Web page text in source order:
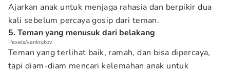
Ajarkan anak untuk menjaga rahasia dan berpikir dua
kali sebelum percaya gosip dari teman.
5. Teman yang menusuk dari belakang
Pexels/yankrukov
Teman yang terlihat baik, ramah, dan bisa dipercaya,
tapi diam-diam mencari kelemahan anak untuk